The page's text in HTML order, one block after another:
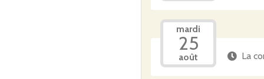
mardi
25
août La